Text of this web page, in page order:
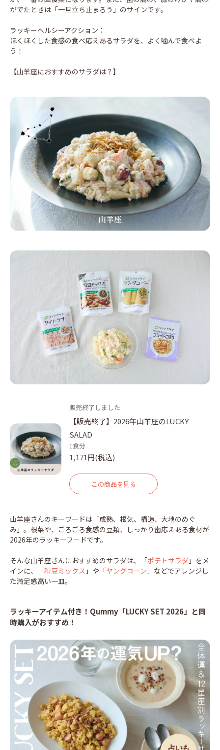
がでたときは「一旦立ち止まろう」のサインです。
ラッキーヘルシーアクション：
ほくほくした食感の食べ応えあるサラダを、よく噛んで食べよ
う！
【山羊座におすすめのサラダは？】
販売終了しました
【販売終了】2026年山羊座のLUCKY
SALAD
1食分
1,171円(税込)
この商品を見る
山羊座さんのキーワードは「成熟、根気、構造、大地のめぐ
み」。根菜や、ごろごろ食感の豆類、しっかり歯応えある食材が
2026年のラッキーフードです。
そんな山羊座さんにおすすめのサラダは、「ポテトサラダ 」をメ
インに、「和豆ミックス 」や「ヤングコーン 」などでアレンジし
た満足感高い一皿。
ラッキーアイテム付き！Qummy「LUCKY SET 2026」と同
時購入がおすすめ！